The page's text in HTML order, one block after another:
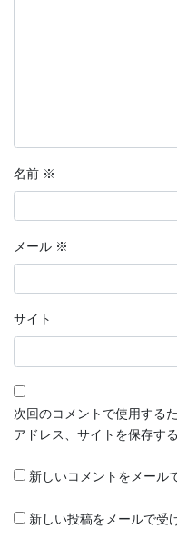
名前 ※
メール ※
サイト
次回のコメントで使用する
アドレス、サイトを保存する
新しいコメントをメール
新しい投稿をメールで受